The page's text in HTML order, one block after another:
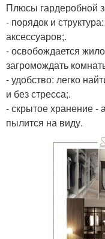
Плюсы гардеробной
- порядок и
аксессуаров;.
- освобождается
загромождать
- удобство: легко
и без стресса;.
- скрытое хранение -
пылится на виду.